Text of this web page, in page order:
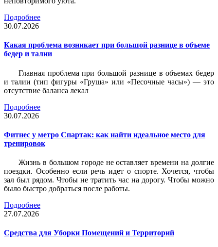
Подробнее
30.07.2026
Какая проблема возникает при большой разнице в объеме
бедер и талии
Главная проблема при большой разнице в объемах бедер
и талии (тип фигуры «Груша» или «Песочные часы») — это
отсутствие баланса лекал
Подробнее
30.07.2026
Фитнес у метро Спартак: как найти идеальное место для
тренировок
Жизнь в большом городе не оставляет времени на долгие
поездки. Особенно если речь идет о спорте. Хочется, чтобы
зал был рядом. Чтобы не тратить час на дорогу. Чтобы можно
было быстро добраться после работы.
Подробнее
27.07.2026
Средства для Уборки Помещений и Территорий